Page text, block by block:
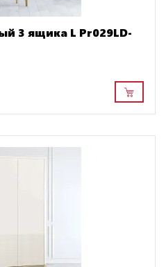
3 ящика L Pr029LD-